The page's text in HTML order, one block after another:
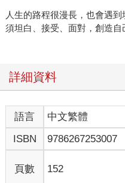
人生的路程很漫長，也會遇
須坦白、接受、面對，創造自
詳細資料
語言 中文繁體
ISBN
9786267253007
頁數 152